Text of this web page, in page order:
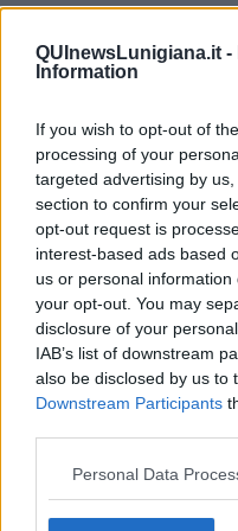
QUInewsLunigiana.it -
Information
If you wish to opt-out of
processing of your
targeted advertising by
section to confirm your
opt-out request is
interest-based ads based
us or personal
your opt-out. You may
disclosure of your
IAB’s list of downstream
also be disclosed by us to
Downstream Participants
Personal Data
Matteo Messina Denaroa
, che bene
della mafia locale.
proficuo lavoro che, in
criminale.
La mafia è un fenomeno
fenomeni umani ha un
anche una fine. L’attualità di
e ci suggerisce di non
Salvatore Calleri
alle 20:00 direttamente nella